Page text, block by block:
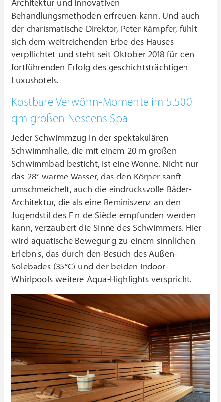
Architektur und innovativen
Behandlungsmethoden erfreuen kann. Und auch
der charismatische Direktor, Peter Kämpfer, fühlt
sich dem weitreichenden Erbe des Hauses
verpflichtet und steht seit Oktober 2018 für den
fortführenden Erfolg des geschichtsträchtigen
Luxushotels.
Kostbare Verwöhn-Momente im 5.500
qm großen Nescens Spa
Jeder Schwimmzug in der spektakulären
Schwimmhalle, die mit einem 20 m großen
Schwimmbad besticht, ist eine Wonne. Nicht nur
das 28° warme Wasser, das den Körper sanft
umschmeichelt, auch die eindrucksvolle Bäder-
Architektur, die als eine Reminiszenz an den
Jugendstil des Fin de Siècle empfunden werden
kann, verzaubert die Sinne des Schwimmers. Hier
wird aquatische Bewegung zu einem sinnlichen
Erlebnis, das durch den Besuch des Außen-
Solebades (35°C) und der beiden Indoor-
Whirlpools weitere Aqua-Highlights verspricht.